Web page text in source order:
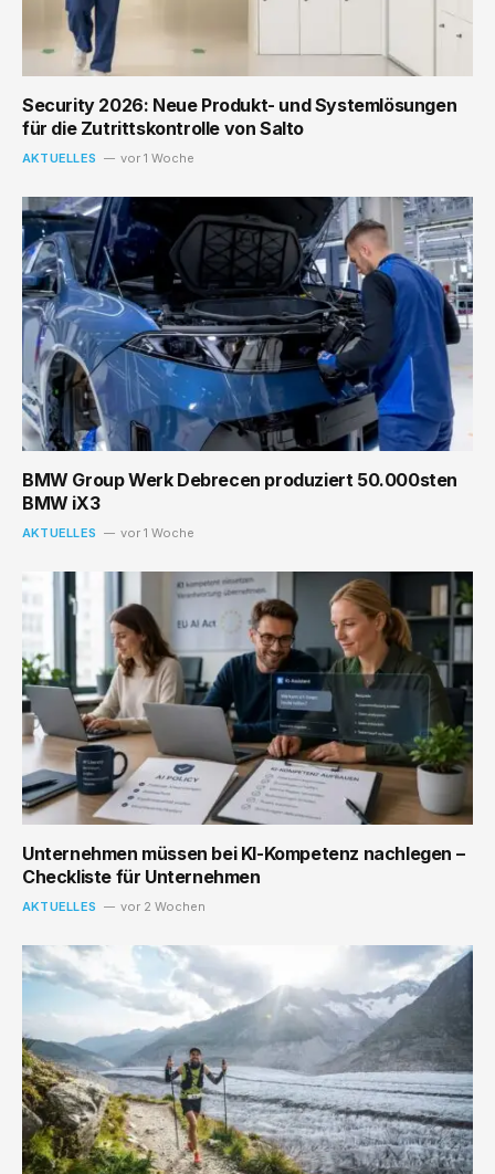
Security 2026: Neue Produkt- und Systemlösungen
für die Zutrittskontrolle von Salto
AKTUELLES vor 1 Woche
BMW Group Werk Debrecen produziert 50.000sten
BMW iX3
AKTUELLES vor 1 Woche
Unternehmen müssen bei KI-Kompetenz nachlegen –
Checkliste für Unternehmen
AKTUELLES vor 2 Wochen